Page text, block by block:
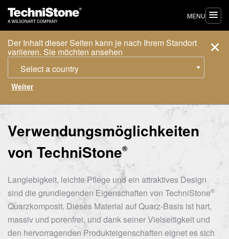
Der Inhalt dieser Seiten kann je nach Ihrem Standort
variieren. Sie möchten ansehen
Select a country
MENU
Verwendungsmöglichkeiten
von TechniStone®
Langlebigkeit, leichte Pflege und ein attraktives Design
sind die grundlegenden Eigenschaften von TechniStone®
Quarzkomposit. Dieses Material auf Quarz-Basis ist hart,
massiv und porenfrei, und dank seiner Vielseitigkeit und
den hervorragenden Produkteigenschaften eignet es sich